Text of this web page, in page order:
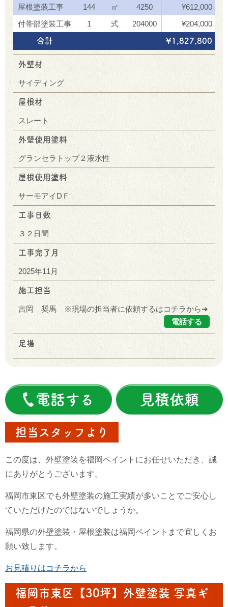
屋根塗装工事
144 ㎡ 4250
¥612,000
付帯部塗装工事
1 式 204000 ¥204,000
合計 ¥1,827,800
外壁材
サイディング
屋根材
スレート
外壁使用塗料
グランセラトップ２液水性
屋根使用塗料
サーモアイDＦ
工事日数
３２日間
工事完了月
2025年11月
施工担当
吉岡 奨馬 ※現場の担当者に依頼するはコチラから➜
電話する
足場
電話する 見積依頼
担当スタッフより
この度は、外壁塗装を福岡ペイントにお任せいただき、誠
にありがとうございます。
福岡市東区でも外壁塗装の施工実績が多いことでご安心し
ていただけたのではないでしょうか。
福岡県の外壁塗装・屋根塗装は福岡ペイントまで宜しくお
願い致します。
お見積りはコチラから
福岡市東区【30坪】外壁塗装 写真ギ